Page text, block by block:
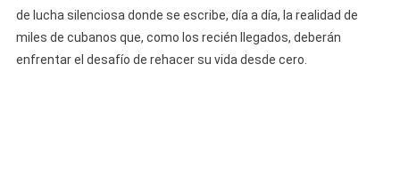
de lucha silenciosa donde se escribe, día a día, la realidad de
miles de cubanos que, como los recién llegados, deberán
enfrentar el desafío de rehacer su vida desde cero.